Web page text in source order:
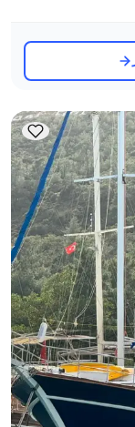
قارب جديد
غوليت فاخر بطول 23 متر - 5 كابينات - سعة 12 شخص - في